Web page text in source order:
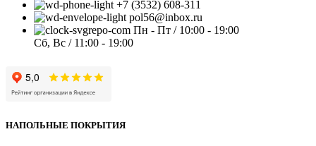
+7 (3532) 608-311
pol56@inbox.ru
Пн - Пт / 10:00 - 19:00
Сб, Вс / 11:00 - 19:00
НАПОЛЬНЫЕ ПОКРЫТИЯ